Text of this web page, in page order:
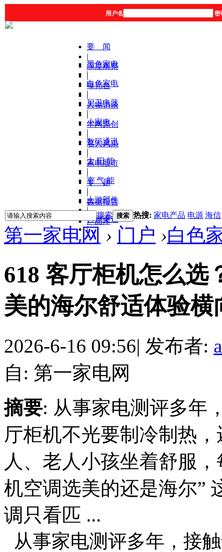
用户名 密
要 闻
|
深度观察
|
曝光台
|
人物访谈
|
本网原创
|
名人风采
|
家电股市
|
专 题
|
数据报告
|
产品库
黑色家电
|
白色家电
|
厨卫电器
|
小家电
|
数码通讯
|
太 阳 能
|
空 气 能
|
上游部件
|
营销渠道
|
搜索 搜索 热搜: 家电产品 电源 海信
第一家电网 › 门户 ›白色
618 客厅柜机怎么选
美的海尔舒适体验横
2026-6-16 09:56| 发布者:
自: 第一家电网
摘要: 从事家电测评多年
厅柜机不光要制冷制热
人、老人小孩坐着舒服
机空调选美的还是海尔”
调只看匹 ...
从事家电测评多年，接